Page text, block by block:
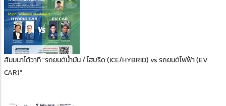
สัมมนาโต้วาที "รถยนต์น้ำมัน / ไฮบริด (ICE/HYBRID) vs รถยนต์ไฟฟ้า (EV
CAR)"